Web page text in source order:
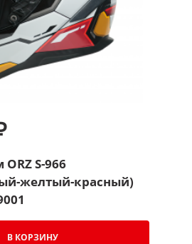
S-966
желтый-красный)
В КОРЗИНУ